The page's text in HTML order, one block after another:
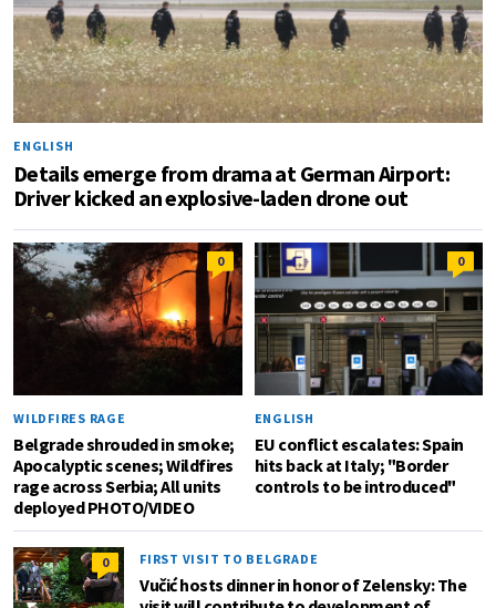
ENGLISH
Details emerge from drama at German Airport:
Driver kicked an explosive-laden drone out
0
WILDFIRES RAGE
Belgrade shrouded in smoke;
Apocalyptic scenes; Wildfires
rage across Serbia; All units
deployed PHOTO/VIDEO
0
ENGLISH
EU conflict escalates: Spain
hits back at Italy; "Border
controls to be introduced"
0 FIRST VISIT TO BELGRADE
Vučić hosts dinner in honor of Zelensky: The